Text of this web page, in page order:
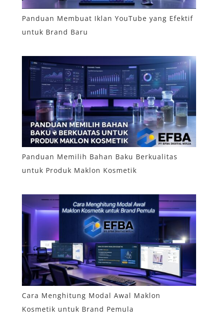
Panduan Membuat Iklan YouTube yang Efektif
untuk Brand Baru
Panduan Memilih Bahan Baku Berkualitas
untuk Produk Maklon Kosmetik
Cara Menghitung Modal Awal Maklon
Kosmetik untuk Brand Pemula